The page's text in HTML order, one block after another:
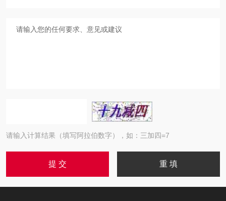
请输入计算结果（填写阿拉伯数字），如：三加四=7